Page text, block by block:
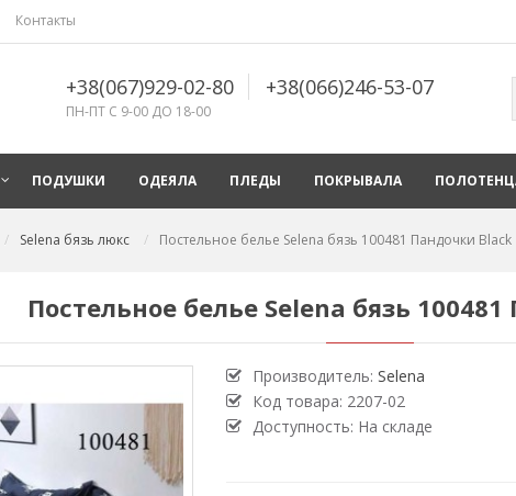
Контакты
+38(067)929-02-80 +38(066)246-53-07
ПН-ПТ С 9-00 ДО 18-00
ПОДУШКИ ОДЕЯЛА ПЛЕДЫ ПОКРЫВАЛА
Selena бязь люкс Постельное белье Selena бязь 100481 Пандочки Black
Постельное белье Selena бязь
Производитель: Selena
Код товара: 2207-02
Доступность: На складе